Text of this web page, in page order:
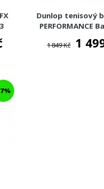
Dunlop tenisový
PERFORMANCE
1 849 Kč 1